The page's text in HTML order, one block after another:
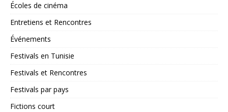
Écoles de cinéma
Entretiens et Rencontres
Événements
Festivals en Tunisie
Festivals et Rencontres
Festivals par pays
Fictions court